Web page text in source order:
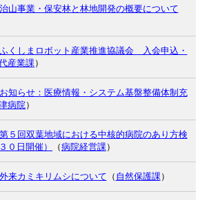
治山事業・保安林と林地開発の概要について
ふくしまロボット産業推進協議会 入会申込・
産業課）
お知らせ：医療情報・システム基盤整備体制充
病院）
第５回双葉地域における中核的病院のあり方検
０日開催）
（病院経営課）
外来カミキリムシについて （ 自然保護課）